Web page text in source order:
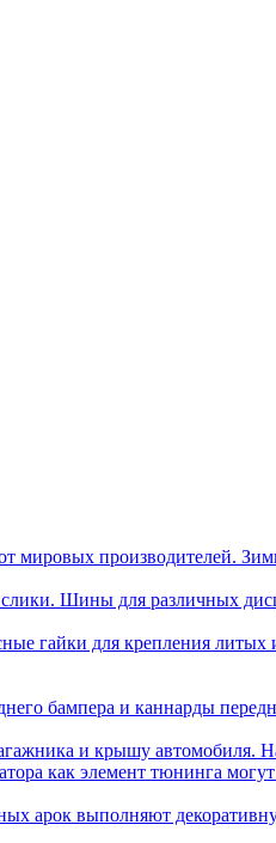
мировых производителей.
Шины для различных
гайки для крепления литых
бампера и каннарды
и крышу автомобиля.
как элемент тюнинга
арок выполняют